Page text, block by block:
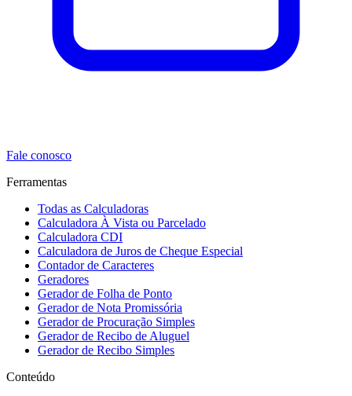
Fale conosco
Ferramentas
Todas as Calculadoras
Calculadora À Vista ou Parcelado
Calculadora CDI
Calculadora de Juros de Cheque Especial
Contador de Caracteres
Geradores
Gerador de Folha de Ponto
Gerador de Nota Promissória
Gerador de Procuração Simples
Gerador de Recibo de Aluguel
Gerador de Recibo Simples
Conteúdo